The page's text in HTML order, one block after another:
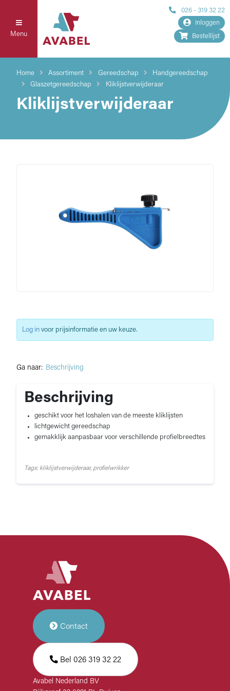
Menu
026 - 319 32 22
Inloggen
Bestellijst
Home Assortiment Gereedschap
Handgereedschap
Glaszetgereedschap
Kliklijstverwijderaar
Kliklijstverwijderaar
Ga naar: Beschrijving
Beschrijving
geschikt voor het loshalen van de meeste kliklijsten
lichtgewicht gereedschap
gemakklijk aanpasbaar voor verschillende profielbreedtes
Tags: kliklijstverwijderaar, profielwrikker
Log in voor prijsinformatie en uw keuze.
Contact
Bel 026 319 32 22
Avabel Nederland BV